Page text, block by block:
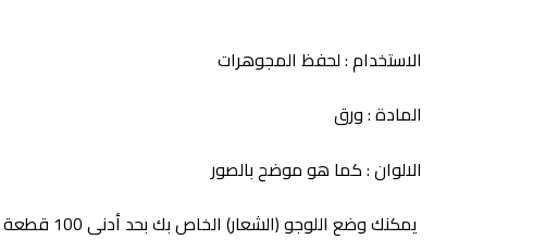
الاستخدام : لحفظ المجوهرات
المادة : ورق
الالوان : كما هو موضح بالصور
يمكنك وضع اللوجو (الشعار) الخاص بك بحد أدنى 100 قطعة